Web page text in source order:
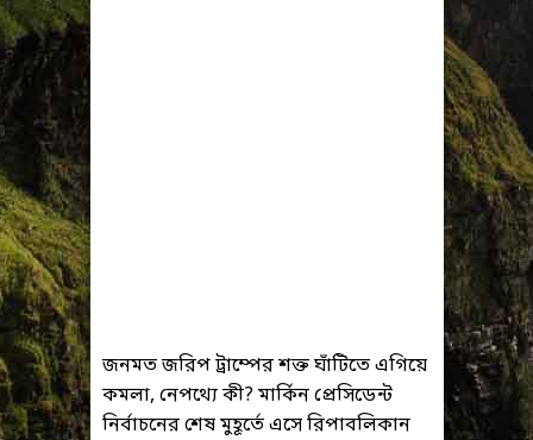
জনমত জরিপ ট্রাম্পের শক্ত ঘাঁটিতে এগিয়ে
কমলা, নেপথ্যে কী? মার্কিন প্রেসিডেন্ট
নির্বাচনের শেষ মুহূর্তে এসে রিপাবলিকান